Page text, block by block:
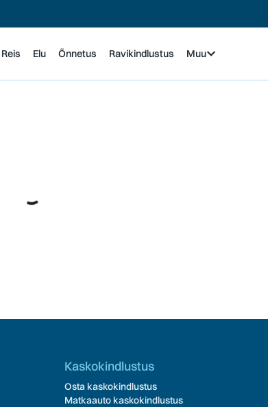
Reis Elu Õnnetus Ravikindlustus Muu
Kaskokindlustus
Osta kaskokindlustus
Matkaauto kaskokindlustus